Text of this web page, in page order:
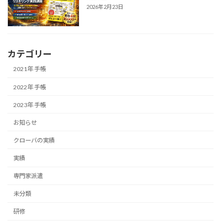
2026年2月23日
カテゴリー
2021年 手帳
2022年 手帳
2023年 手帳
お知らせ
クローバの実績
実績
専門家派遣
未分類
研修